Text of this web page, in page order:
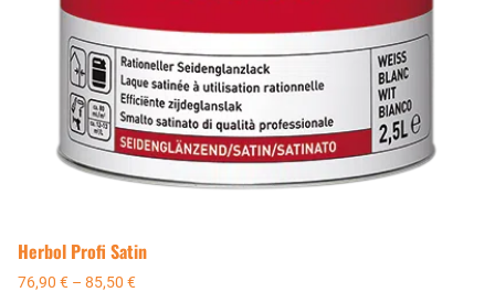
Herbol Profi Satin
76,90 € – 85,50 €